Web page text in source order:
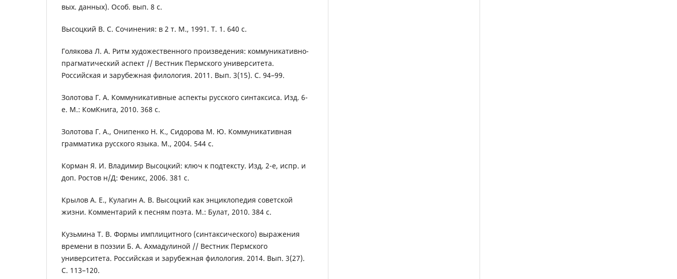
вых. данных). Особ. вып. 8 с.
Высоцкий В. С. Сочинения: в 2 т. М., 1991. Т. 1. 640 с.
Голякова Л. А. Ритм художественного произведения: коммуникативно-
прагматический аспект // Вестник Пермского университета.
Российская и зарубежная филология. 2011. Вып. 3(15). С. 94–99.
Золотова Г. А. Коммуникативные аспекты русского синтаксиса. Изд. 6-
е. М.: КомКнига, 2010. 368 с.
Золотова Г. А., Онипенко Н. К., Сидорова М. Ю. Коммуникативная
грамматика русского языка. М., 2004. 544 с.
Корман Я. И. Владимир Высоцкий: ключ к подтексту. Изд. 2-е, испр. и
доп. Ростов н/Д: Феникс, 2006. 381 с.
Крылов А. Е., Кулагин А. В. Высоцкий как энциклопедия советской
жизни. Комментарий к песням поэта. М.: Булат, 2010. 384 с.
Кузьмина Т. В. Формы имплицитного (синтаксического) выражения
времени в поэзии Б. А. Ахмадулиной // Вестник Пермского
университета. Российская и зарубежная филология. 2014. Вып. 3(27).
С. 113–120.